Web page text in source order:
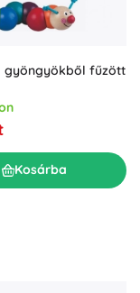
gyöngyökből fűzött
Kosárba